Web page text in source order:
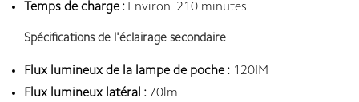
Temps de charge : Environ. 210 minutes
Spécifications de l'éclairage secondaire
Flux lumineux de la lampe de poche : 120IM
Flux lumineux latéral : 70lm